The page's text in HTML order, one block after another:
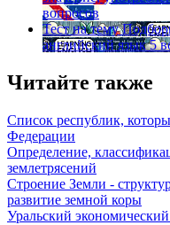
вопросов
Тест на тему
английский язык 5
Читайте также
Список республик,
Федерации
Определение,
землетрясений
Строение Земли -
развитие земной коры
Уральский